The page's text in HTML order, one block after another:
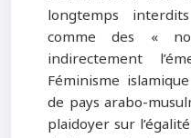
longtemps
comme des «
indirectement
Féminisme
de pays arabo-
plaidoyer sur